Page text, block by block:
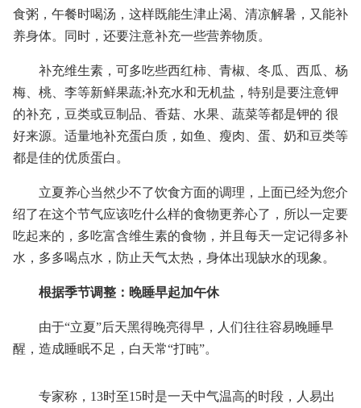
食粥，午餐时喝汤，这样既能生津止渴、清凉解暑，又能补
养身体。同时，还要注意补充一些营养物质。
补充维生素，可多吃些西红柿、青椒、冬瓜、西瓜、杨
梅、桃、李等新鲜果蔬;补充水和无机盐，特别是要注意钾
的补充，豆类或豆制品、香菇、水果、蔬菜等都是钾的 很
好来源。适量地补充蛋白质，如鱼、瘦肉、蛋、奶和豆类等
都是佳的优质蛋白。
立夏养心当然少不了饮食方面的调理，上面已经为您介
绍了在这个节气应该吃什么样的食物更养心了，所以一定要
吃起来的，多吃富含维生素的食物，并且每天一定记得多补
水，多多喝点水，防止天气太热，身体出现缺水的现象。
根据季节调整：晚睡早起加午休
由于“立夏”后天黑得晚亮得早，人们往往容易晚睡早
醒，造成睡眠不足，白天常“打盹”。
专家称，13时至15时是一天中气温高的时段，人易出